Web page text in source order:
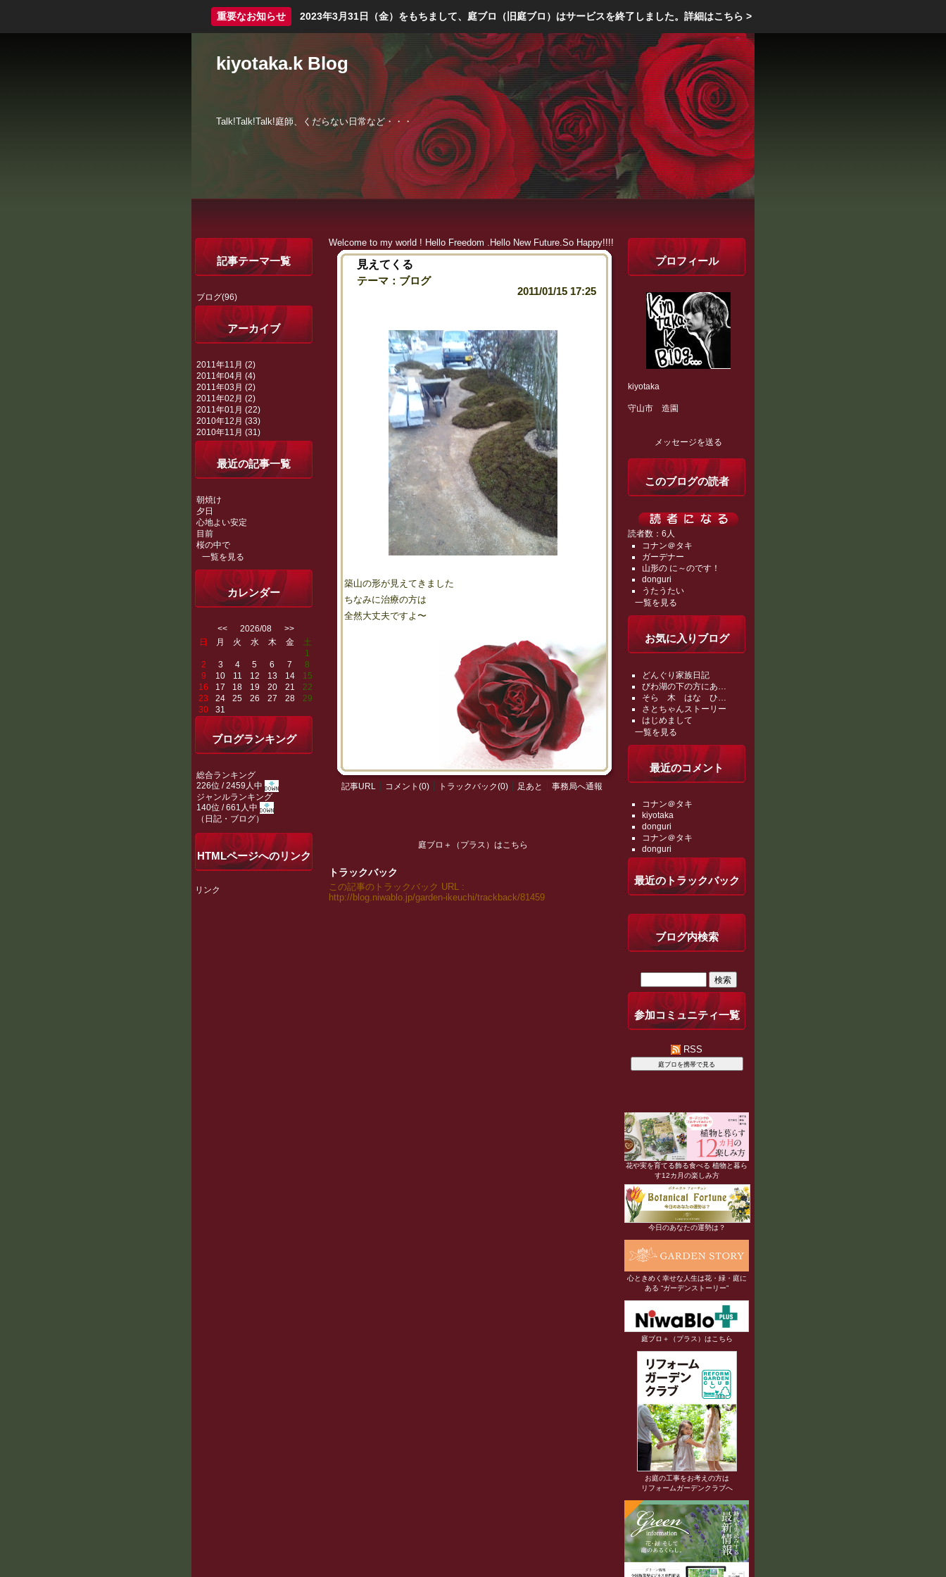
重要なお知らせ 2023年3月31日（金）をもちまして、庭ブロ（旧庭ブロ）はサービスを終了しました。 詳細はこちら >
kiyotaka.k Blog
Talk!Talk!Talk!庭師、くだらない日常など・・・
Welcome to my world ! Hello Freedom .Hello New Future.So Happy!!!!
見えてくる
テーマ： ブログ
2011/01/15 17:25
築山の形が見えてきました
ちなみに治療の方は
全然大丈夫ですよ〜
記事URL コメント(0) トラックバック(0) 足あと 事務局へ通報
庭ブロ＋（プラス）はこちら
トラックバック
この記事のトラックバック URL :
http://blog.niwablo.jp/garden-ikeuchi/trackback/81459
記事テーマ一覧
ブログ(96)
アーカイブ
2011年11月 (2)
2011年04月 (4)
2011年03月 (2)
2011年02月 (2)
2011年01月 (22)
2010年12月 (33)
2010年11月 (31)
最近の記事一覧
朝焼け
夕日
心地よい安定
目前
桜の中で
一覧を見る
カレンダー
<<2026/08 >>
日
月 火 水 木 金
土
1
2
3 4 5 6 7
8
9
10 11 12 13 14
15
16
17 18 19 20 21
22
23
24 25 26 27 28
29
30
31
ブログランキング
総合ランキング
226位 / 2459人中
ジャンルランキング
140位 / 661人中
（ 日記・ブログ）
HTMLページへのリンク
リンク
プロフィール
kiyotaka
守山市 造園
メッセージを送る
このブログの読者
読者数：6人
コナン＠タキ
ガーデナー
山形の に～のです！
donguri
うたうたい
一覧を見る
お気に入りブログ
どんぐり家族日記
びわ湖の下の方にあ…
そら 木 はな ひ…
さとちゃんストーリー
はじめまして
一覧を見る
最近のコメント
コナン＠タキ
kiyotaka
donguri
コナン＠タキ
donguri
最近のトラックバック
ブログ内検索
参加コミュニティ一覧
RSS
花や実を育てる飾る食べる 植物と暮ら
す12カ月の楽しみ方
今日のあなたの運勢は？
心ときめく幸せな人生は花・緑・庭に
ある “ガーデンストーリー”
庭ブロ＋（プラス）はこちら
お庭の工事をお考えの方は
リフォームガーデンクラブへ